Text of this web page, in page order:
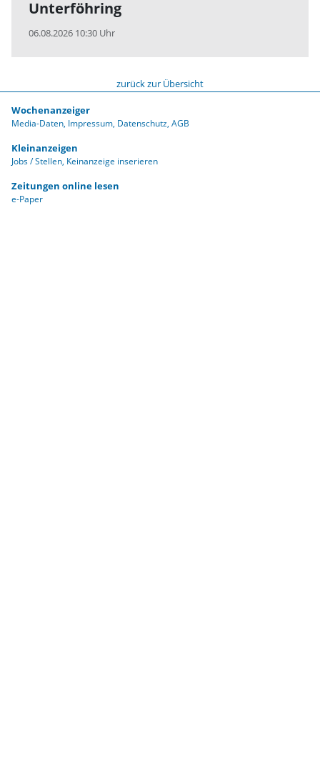
Unterföhring
06.08.2026 10:30 Uhr
zurück zur Übersicht
Wochenanzeiger
Media-Daten Impressum Datenschutz AGB
Kleinanzeigen
Jobs / Stellen Keinanzeige inserieren
Zeitungen online lesen
e-Paper